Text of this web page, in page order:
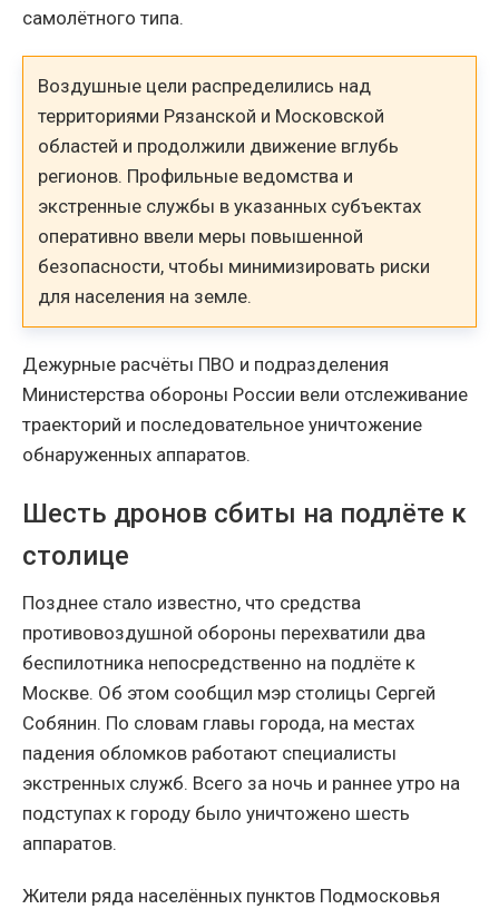
самолётного типа.
Воздушные цели распределились над
территориями Рязанской и Московской
областей и продолжили движение вглубь
регионов. Профильные ведомства и
экстренные службы в указанных субъектах
оперативно ввели меры повышенной
безопасности, чтобы минимизировать риски
для населения на земле.
Дежурные расчёты ПВО и подразделения
Министерства обороны России вели отслеживание
траекторий и последовательное уничтожение
обнаруженных аппаратов.
Шесть дронов сбиты на подлёте к
столице
Позднее стало известно, что средства
противовоздушной обороны перехватили два
беспилотника непосредственно на подлёте к
Москве. Об этом сообщил мэр столицы Сергей
Собянин. По словам главы города, на местах
падения обломков работают специалисты
экстренных служб. Всего за ночь и раннее утро на
подступах к городу было уничтожено шесть
аппаратов.
Жители ряда населённых пунктов Подмосковья